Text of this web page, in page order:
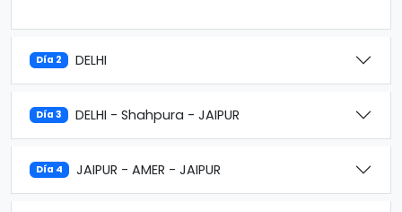
Día 2 DELHI
Día 3 DELHI - Shahpura - JAIPUR
Día 4 JAIPUR - AMER - JAIPUR